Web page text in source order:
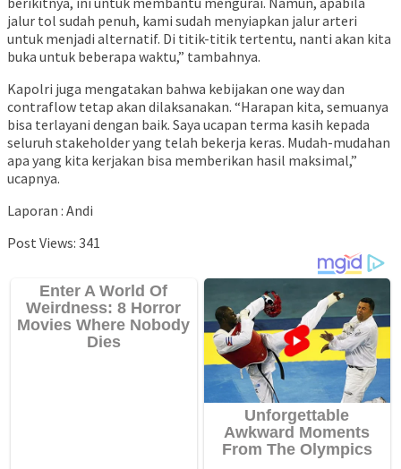
jalur tol sudah penuh, kami sudah menyiapkan jalur arteri
untuk menjadi alternatif. Di titik-titik tertentu, nanti akan kita
buka untuk beberapa waktu,” tambahnya.
Kapolri juga mengatakan bahwa kebijakan one way dan
contraflow tetap akan dilaksanakan. “Harapan kita, semuanya
bisa terlayani dengan baik. Saya ucapan terma kasih kepada
seluruh stakeholder yang telah bekerja keras. Mudah-mudahan
apa yang kita kerjakan bisa memberikan hasil maksimal,”
ucapnya.
Laporan : Andi
Post Views: 341